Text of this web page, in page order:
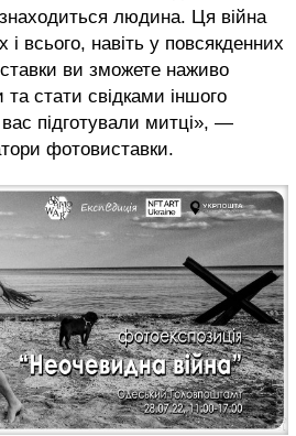
людина. Ця війна
і всього, навіть у повсякденних
ви зможете наживо
та стати свідками іншого
підготували митці», —
фотовиставки.